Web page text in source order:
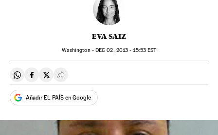
EVA SAIZ
Washington - DEC 02, 2013 - 15:53EST
Compartir en Whatsapp
Compartir en Facebook
Compartir en Twitter
Desplegar Redes Sociales
Añadir EL PAÍS en Google